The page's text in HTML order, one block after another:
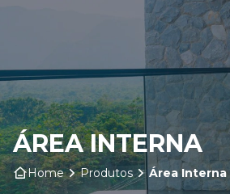
Home
Sobre nós
Produtos
Insumos
ÁREA INTERNA
Home Produtos Área Interna